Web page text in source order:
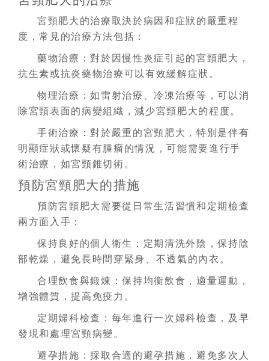
宮頸肥大的治療取決於病因和症狀的嚴重程
度，常見的治療方法包括：
藥物治療：對於因慢性炎症引起的宮頸肥大，
抗生素或抗炎藥物治療可以有效緩解症狀。
物理治療：如雷射治療、冷凍治療等，可以消
除宮頸表面的病變組織，減少宮頸肥大的程度。
手術治療：對於嚴重的宮頸肥大，特別是伴有
明顯症狀或懷疑有腫瘤的情況，可能需要進行手
術治療，如宮頸錐切術。
預防宮頸肥大的措施
預防宮頸肥大需要從日常生活習慣和定期檢查
兩方面入手：
保持良好的個人衛生： 定期清洗外陰，保持陰
部乾燥，避免長時間穿緊身、不透氣的內衣。
合理飲食與鍛煉：保持均衡飲食，適量運動，
增強體質，提高免疫力。
定期婦科檢查： 每年進行一次婦科檢查，及早
發現和處理宮頸病變。
避孕措施：採取合適的避孕措施，避免多次人